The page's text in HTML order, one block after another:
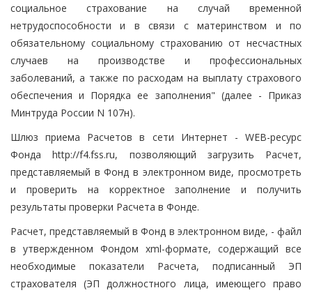
социальное страхование на случай временной
нетрудоспособности и в связи с материнством и по
обязательному социальному страхованию от несчастных
случаев на производстве и профессиональных
заболеваний, а также по расходам на выплату страхового
обеспечения и Порядка ее заполнения" (далее - Приказ
Минтруда России N 107н).
Шлюз приема Расчетов в сети Интернет - WEB-ресурс
Фонда http://f4.fss.ru, позволяющий загрузить Расчет,
представляемый в Фонд в электронном виде, просмотреть
и проверить на корректное заполнение и получить
результаты проверки Расчета в Фонде.
Расчет, представляемый в Фонд в электронном виде, - файл
в утвержденном Фондом xml-формате, содержащий все
необходимые показатели Расчета, подписанный ЭП
страхователя (ЭП должностного лица, имеющего право